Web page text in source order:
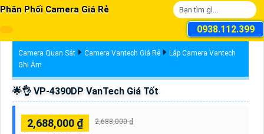
Phân Phối Camera Giá Rẻ
0938.112.399
Camera Quan Sát Camera Vantech Giá Rẻ
Lắp Camera Vantech
Ghi Âm
🌟👌 VP-4390DP VanTech Giá Tốt
2,688,000 ₫ 2,688,000 ₫